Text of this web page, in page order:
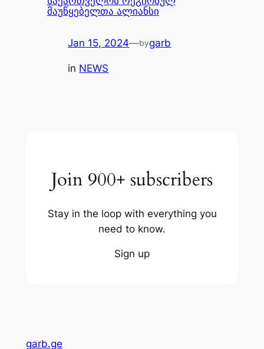
მაუწყებელთა ალიანსი
Jan 15, 2024—bygarb
in NEWS
Join 900+ subscribers
Stay in the loop with everything you
need to know.
Sign up
garb.ge